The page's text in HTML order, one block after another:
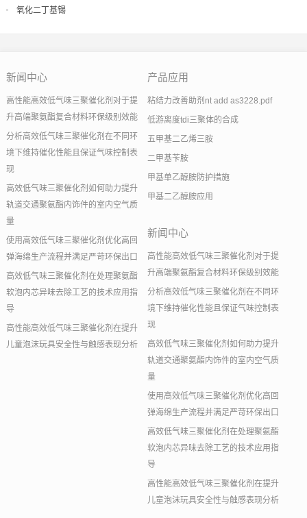
氧化二丁基锡
新闻中心
高性能高效低气味三聚催化剂对于提
升高端聚氨酯复合材料环保级别效能
分析高效低气味三聚催化剂在不同环
境下维持催化性能且保证气味控制表
现
高效低气味三聚催化剂如何助力提升
轨道交通聚氨酯内饰件的室内空气质
量
使用高效低气味三聚催化剂优化高回
弹海绵生产流程并满足严苛环保出口
高效低气味三聚催化剂在处理聚氨酯
软泡内芯异味去除工艺的技术应用指
导
高性能高效低气味三聚催化剂在提升
儿童泡沫玩具安全性与触感表现分析
产品应用
粘结力改善助剂nt add as3228.pdf
低游离度tdi三聚体的合成
五甲基二乙烯三胺
二甲基苄胺
甲基单乙醇胺防护措施
甲基二乙醇胺应用
新闻中心
高性能高效低气味三聚催化剂对于提
升高端聚氨酯复合材料环保级别效能
分析高效低气味三聚催化剂在不同环
境下维持催化性能且保证气味控制表
现
高效低气味三聚催化剂如何助力提升
轨道交通聚氨酯内饰件的室内空气质
量
使用高效低气味三聚催化剂优化高回
弹海绵生产流程并满足严苛环保出口
高效低气味三聚催化剂在处理聚氨酯
软泡内芯异味去除工艺的技术应用指
导
高性能高效低气味三聚催化剂在提升
儿童泡沫玩具安全性与触感表现分析